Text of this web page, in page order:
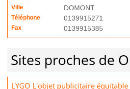
Ville DOMONT
Téléphone 0139915271
Fax 0139915385
Sites proches de
LYGO L'objet publicitaire